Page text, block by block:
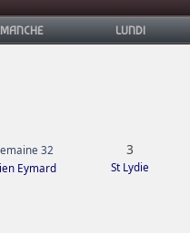
LUNDI
32
Eymard
3
St Lydie